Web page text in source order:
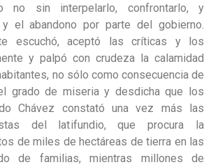
no sin interpelarlo, confrontarlo, y
el abandono por parte del gobierno.
escuchó, aceptó las críticas y los
y palpó con crudeza la calamidad
no sólo como consecuencia de
grado de miseria y desdicha que los
Chávez constató una vez más las
del latifundio, que procura la
de miles de hectáreas de tierra en las
de familias, mientras millones de